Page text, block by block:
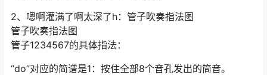
2、嗯啊灌满了啊太深了h：管子吹奏指法图
管子吹奏指法图
管子1234567的具体指法：
“do”对应的简谱是1：按住全部8个音孔发出的筒音。